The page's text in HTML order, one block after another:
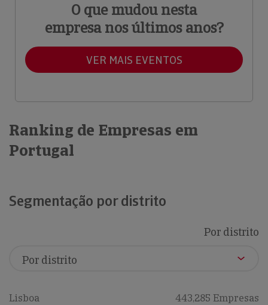
O que mudou nesta
empresa nos últimos anos?
VER MAIS EVENTOS
Ranking de Empresas em
Portugal
Segmentação por distrito
Por distrito
Lisboa 443,285 Empresas